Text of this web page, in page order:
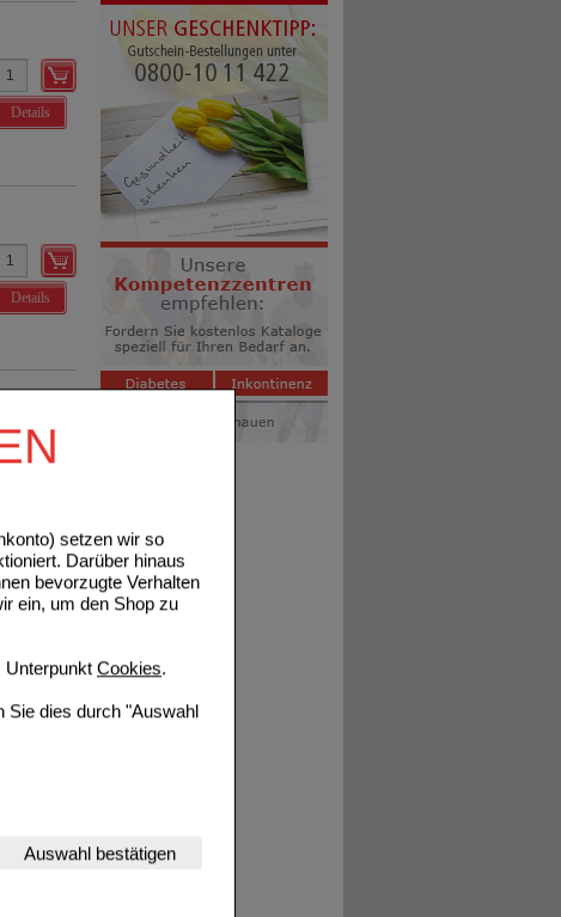
setzen wir so
Darüber hinaus
bevorzugte Verhalten
ein, um den Shop zu
Unterpunkt Cookies.
Sie dies durch "Auswahl
Website
werden kann.
gestalten,
Auswahl bestätigen
Details
Details